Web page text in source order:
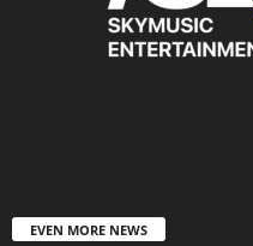
EVEN MORE NEWS